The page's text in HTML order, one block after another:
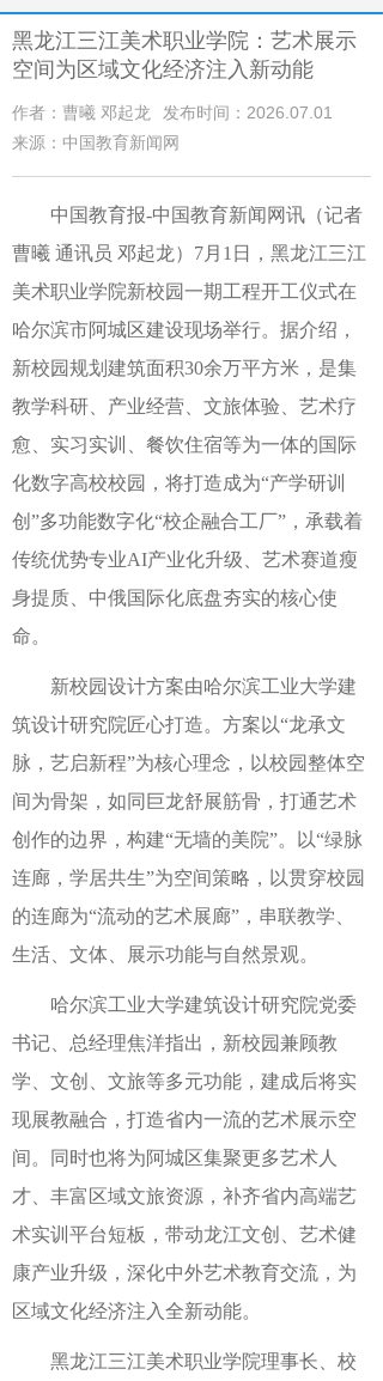
黑龙江三江美术职业学院：艺术展示
空间为区域文化经济注入新动能
作者：曹曦 邓起龙
发布时间：2026.07.01
来源：中国教育新闻网
中国教育报-中国教育新闻网讯（记者
曹曦 通讯员 邓起龙） 7月1日，黑龙江三江
美术职业学院新校园一期工程开工仪式在
哈尔滨市阿城区建设现场举行。据介绍，
新校园规划建筑面积30余万平方米，是集
教学科研、产业经营、文旅体验、艺术疗
愈、实习实训、餐饮住宿等为一体的国际
化数字高校校园，将打造成为“产学研训
创”多功能数字化“校企融合工厂”，承载着
传统优势专业AI产业化升级、艺术赛道瘦
身提质、中俄国际化底盘夯实的核心使
命。
新校园设计方案由哈尔滨工业大学建
筑设计研究院匠心打造。方案以“龙承文
脉，艺启新程”为核心理念，以校园整体空
间为骨架，如同巨龙舒展筋骨，打通艺术
创作的边界，构建“无墙的美院”。以“绿脉
连廊，学居共生”为空间策略，以贯穿校园
的连廊为“流动的艺术展廊”，串联教学、
生活、文体、展示功能与自然景观。
哈尔滨工业大学建筑设计研究院党委
书记、总经理焦洋指出，新校园兼顾教
学、文创、文旅等多元功能，建成后将实
现展教融合，打造省内一流的艺术展示空
间。同时也将为阿城区集聚更多艺术人
才、丰富区域文旅资源，补齐省内高端艺
术实训平台短板，带动龙江文创、艺术健
康产业升级，深化中外艺术教育交流，为
区域文化经济注入全新动能。
黑龙江三江美术职业学院理事长、校